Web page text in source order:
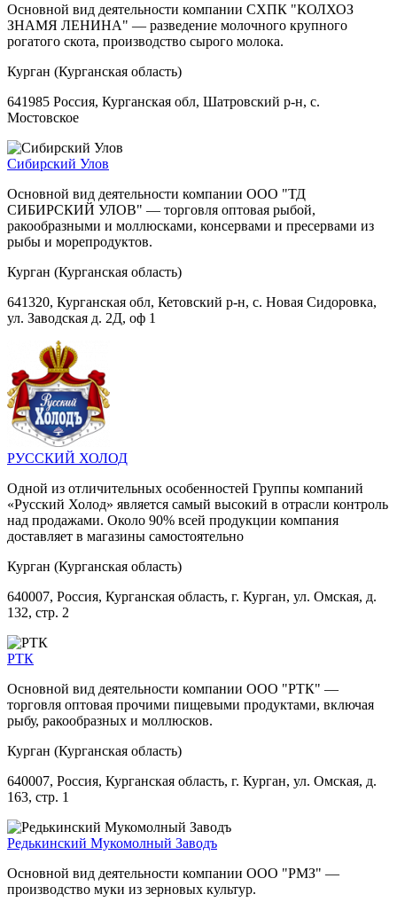
Основной вид деятельности компании СХПК "КОЛХОЗ
ЗНАМЯ ЛЕНИНА" — разведение молочного крупного
рогатого скота, производство сырого молока.
Курган (Курганская область)
641985 Россия, Курганская обл, Шатровский р-н, с.
Мостовское
Сибирский Улов
Основной вид деятельности компании ООО "ТД
СИБИРСКИЙ УЛОВ" — торговля оптовая рыбой,
ракообразными и моллюсками, консервами и пресервами из
рыбы и морепродуктов.
Курган (Курганская область)
641320, Курганская обл, Кетовский р-н, с. Новая Сидоровка,
ул. Заводская д. 2Д, оф 1
РУССКИЙ ХОЛОД
Одной из отличительных особенностей Группы компаний
«Русский Холод» является самый высокий в отрасли контроль
над продажами. Около 90% всей продукции компания
доставляет в магазины самостоятельно
Курган (Курганская область)
640007, Россия, Курганская область, г. Курган, ул. Омская, д.
132, стр. 2
РТК
Основной вид деятельности компании ООО "РТК" —
торговля оптовая прочими пищевыми продуктами, включая
рыбу, ракообразных и моллюсков.
Курган (Курганская область)
640007, Россия, Курганская область, г. Курган, ул. Омская, д.
163, стр. 1
Редькинский Мукомолный Заводъ
Основной вид деятельности компании ООО "РМЗ" —
производство муки из зерновых культур.